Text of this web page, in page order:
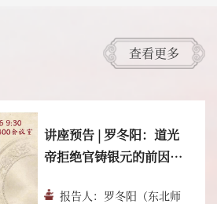
查看更多
讲座预告 | 罗冬阳：道光
帝拒绝官铸银元的前因与
报告人：罗冬阳（东北师